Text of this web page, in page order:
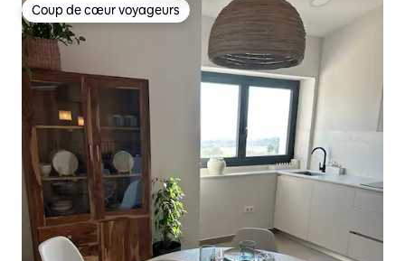
Coup de cœur voyageurs
Coup de cœur voyageurs